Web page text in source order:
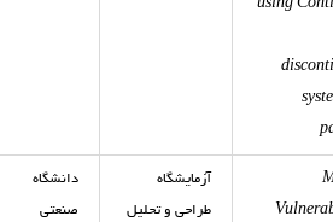
using
آزمایشگاه
طراحی و تحلیل
دانشگاه
صنعتی